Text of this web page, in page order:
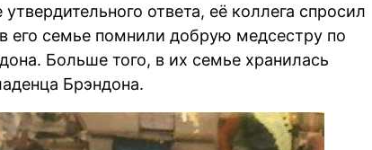
ответа, её коллега спросил
его семье помнили добрую медсестру по
Больше того, в их семье хранилась
Брэндона.